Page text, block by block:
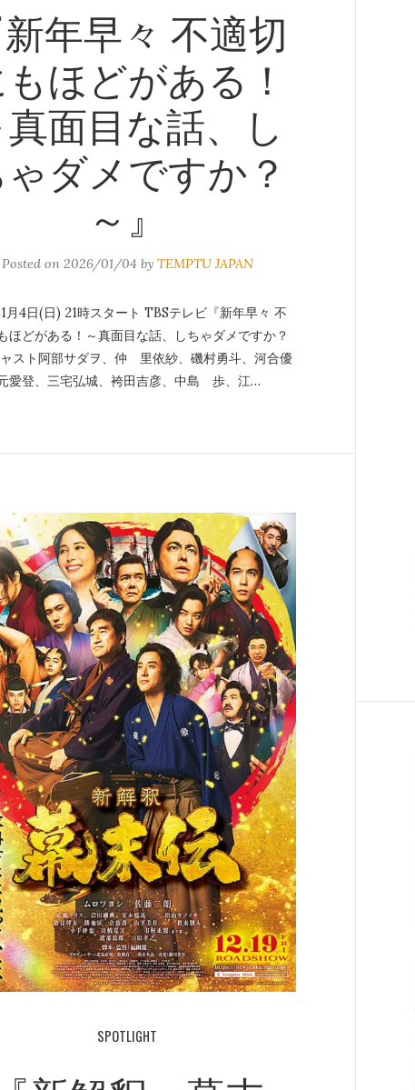
年早々 不適切
ほどがある！
面目な話、し
ダメですか？
～』
Posted on 2026/01/04 by TEMPTU JAPAN
月4日(日) 21時スタート TBSテレビ『新年早々 不
ほどがある！～真面目な話、しちゃダメですか？
スト阿部サダヲ、仲 里依紗、磯村勇斗、河合優
愛登、三宅弘城、袴田吉彦、中島 歩、江…
SPOTLIGHT